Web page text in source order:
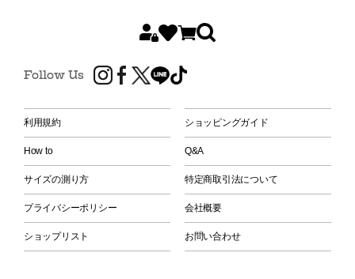
Follow Us
利用規約 ショッピングガイド
How to Q&A
サイズの測り方 特定商取引法について
プライバシーポリシー 会社概要
ショップリスト お問い合わせ